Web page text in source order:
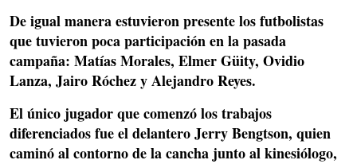
De igual manera estuvieron presente los futbolistas
que tuvieron poca participación en la pasada
campaña: Matías Morales, Elmer Güity, Ovidio
Lanza, Jairo Róchez y Alejandro Reyes.
El único jugador que comenzó los trabajos
diferenciados fue el delanteroJerry Bengtson, quien
caminó al contorno de la cancha junto al kinesiólogo,